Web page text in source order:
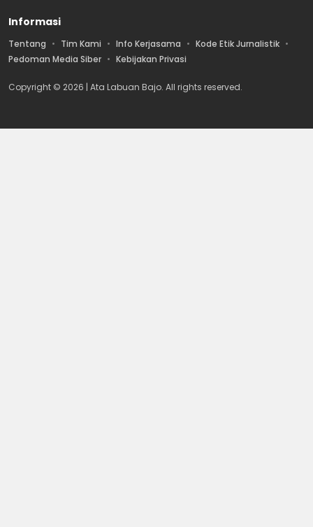
Informasi
Tentang Tim Kami Info Kerjasama
Kode Etik Jurnalistik
Pedoman Media Siber
Kebijakan Privasi
Copyright © 2026 | Ata Labuan Bajo. All rights reserved.